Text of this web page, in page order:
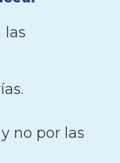
las
no por las